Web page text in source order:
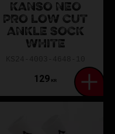
KANSO NEO
PRO LOW CUT
ANKLE SOCK
WHITE
129 KR